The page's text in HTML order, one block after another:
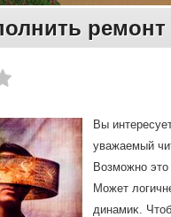
Вы
уважаемый
Возможно
Может
динамиκ.